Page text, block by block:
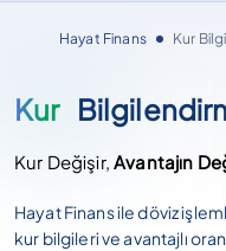
Hayat Finans Kur
Kur
Kur Değişir,Avantajın
Hayat Finans ile döviz
kur bilgileri ve avantajlı